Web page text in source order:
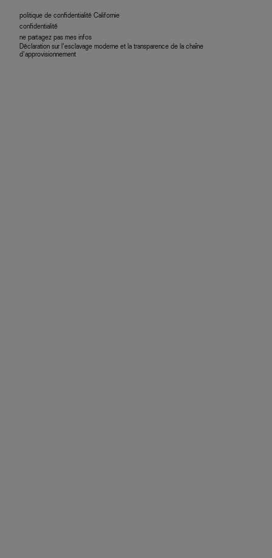
politique de confidentialité Californie
confidentialité
ne partagez pas mes infos
Déclaration sur l’esclavage moderne et la transparence de la chaîne
d’approvisionnement